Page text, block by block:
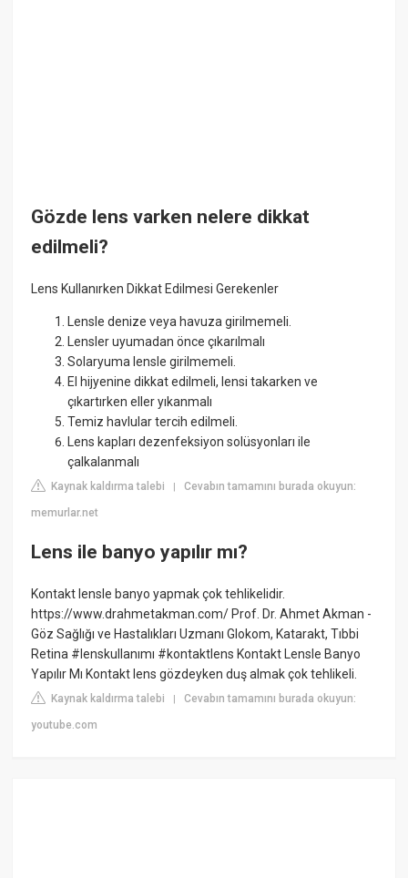
Gözde lens varken nelere dikkat
edilmeli?
Lens Kullanırken Dikkat Edilmesi Gerekenler
Lensle denize veya havuza girilmemeli.
Lensler uyumadan önce çıkarılmalı
Solaryuma lensle girilmemeli.
El hijyenine dikkat edilmeli, lensi takarken ve
çıkartırken eller yıkanmalı
Temiz havlular tercih edilmeli.
Lens kapları dezenfeksiyon solüsyonları ile
çalkalanmalı
Kaynak kaldırma talebi |Cevabın tamamını burada okuyun:
memurlar.net
Lens ile banyo yapılır mı?
Kontakt lensle banyo yapmak çok tehlikelidir.
https://www.drahmetakman.com/ Prof. Dr. Ahmet Akman -
Göz Sağlığı ve Hastalıkları Uzmanı Glokom, Katarakt, Tıbbi
Retina #lenskullanımı #kontaktlens Kontakt Lensle Banyo
Yapılır Mı Kontakt lens gözdeyken duş almak çok tehlikeli.
Kaynak kaldırma talebi |Cevabın tamamını burada okuyun:
youtube.com